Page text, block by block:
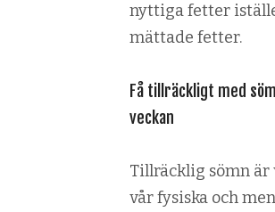
nyttiga fetter
mättade fetter.
Få tillräckligt med
veckan
Tillräcklig sömn
vår fysiska och